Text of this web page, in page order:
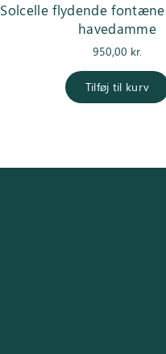
Solcelle flydende
havedamme
950,00 kr.
Tilføj til kurv